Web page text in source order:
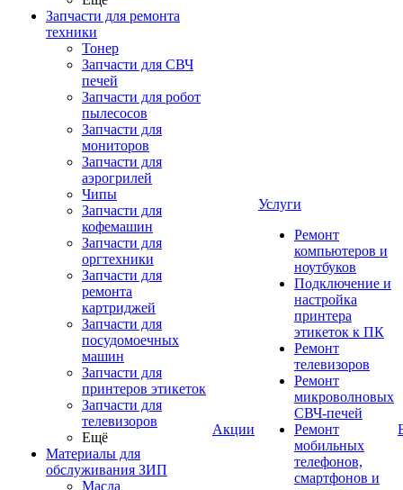
Запчасти для ремонта
техники
Тонер
Запчасти для СВЧ
печей
Запчасти для робот
пылесосов
Запчасти для
мониторов
Запчасти для
аэрогрилей
Чипы
Запчасти для
кофемашин
Запчасти для
оргтехники
Запчасти для
ремонта
картриджей
Запчасти для
посудомоечных
машин
Запчасти для
принтеров этикеток
Запчасти для
телевизоров
Ещё
Материалы для
обслуживания ЗИП
Масла
Акции
Услуги
Ремонт
компьютеров и
ноутбуков
Подключение и
настройка
принтера
этикеток к ПК
Ремонт
телевизоров
Ремонт
микроволновых
СВЧ-печей
Ремонт
мобильных
телефонов,
смартфонов и